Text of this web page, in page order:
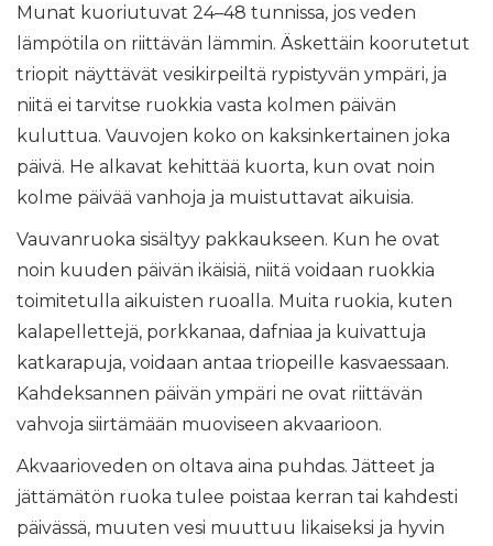
Munat kuoriutuvat 24–48 tunnissa, jos veden
lämpötila on riittävän lämmin. Äskettäin koorutetut
triopit näyttävät vesikirpeiltä rypistyvän ympäri, ja
niitä ei tarvitse ruokkia vasta kolmen päivän
kuluttua. Vauvojen koko on kaksinkertainen joka
päivä. He alkavat kehittää kuorta, kun ovat noin
kolme päivää vanhoja ja muistuttavat aikuisia.
Vauvanruoka sisältyy pakkaukseen. Kun he ovat
noin kuuden päivän ikäisiä, niitä voidaan ruokkia
toimitetulla aikuisten ruoalla. Muita ruokia, kuten
kalapellettejä, porkkanaa, dafniaa ja kuivattuja
katkarapuja, voidaan antaa triopeille kasvaessaan.
Kahdeksannen päivän ympäri ne ovat riittävän
vahvoja siirtämään muoviseen akvaarioon.
Akvaarioveden on oltava aina puhdas. Jätteet ja
jättämätön ruoka tulee poistaa kerran tai kahdesti
päivässä, muuten vesi muuttuu likaiseksi ja hyvin